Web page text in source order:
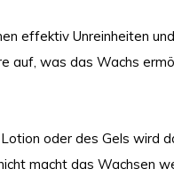
effektiv Unreinheiten
auf, was das Wachs
oder des Gels wird
macht das Wachsen